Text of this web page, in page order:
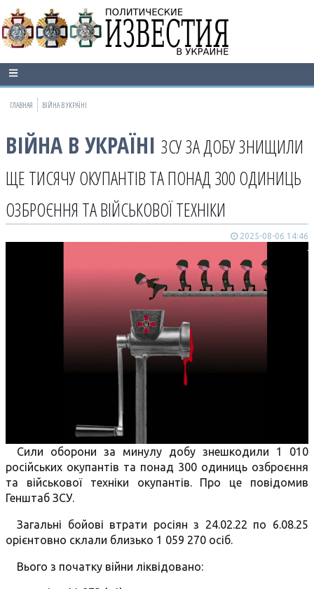
ГЛАВНАЯ ВІЙНА В УКРАЇНІ
ВІЙНА В УКРАЇНІ ЗСУ ЗА ДОБУ ЗНИЩИЛИ
ЩЕ ТИСЯЧУ ОКУПАНТІВ ТА ПОНАД 300 ОДИНИЦЬ
ОЗБРОЄННЯ ТА ВІЙСЬКОВОЇ ТЕХНІКИ
2025-08-06 14:46
Сили оборони за минулу добу знешкодили 1 010
російських окупантів та понад 300 одиниць озброєння
та військової техніки окупантів. Про це повідомив
Генштаб ЗСУ.
Загальні бойові втрати росіян з 24.02.22 по 6.08.25
орієнтовно склали близько 1 059 270 осіб.
Вього з початку війни ліквідовано: